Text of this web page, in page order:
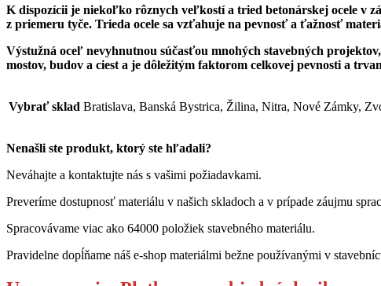
K dispozícii je niekoľko rôznych veľkostí a tried betonárskej ocele v
z priemeru tyče. Trieda ocele sa vzťahuje na pevnosť a ťažnosť
Výstužná oceľ nevyhnutnou súčasťou mnohých stavebných
mostov, budov a ciest a je dôležitým faktorom celkovej pevnosti a
Vybrať sklad Bratislava, Banská Bystrica, Žilina, Nitra, Nové Zámky,
Nenašli ste produkt, ktorý ste hľadali?
Neváhajte a kontaktujte nás s vašimi požiadavkami.
Preveríme dostupnosť materiálu v našich skladoch a v prípade záujmu
Spracovávame viac ako 64000 položiek stavebného materiálu.
Pravidelne dopĺňame náš e-shop materiálmi bežne používanými v